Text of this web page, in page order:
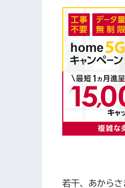
若干、あから